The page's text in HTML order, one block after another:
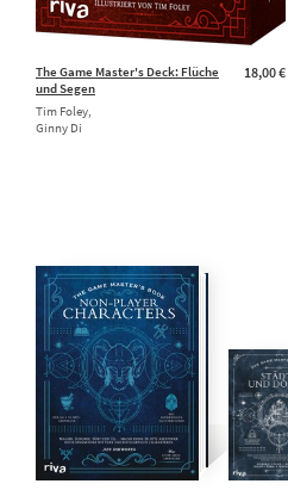
18,00 €
The Game Master's Deck: Flüche
und Segen
Tim Foley,
Ginny Di